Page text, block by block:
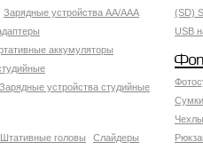
Зарядные устройства AA/AAA
аккумуляторы
Зарядные устройства студийные
(SD)
USB
Штативные головы
Слайдеры